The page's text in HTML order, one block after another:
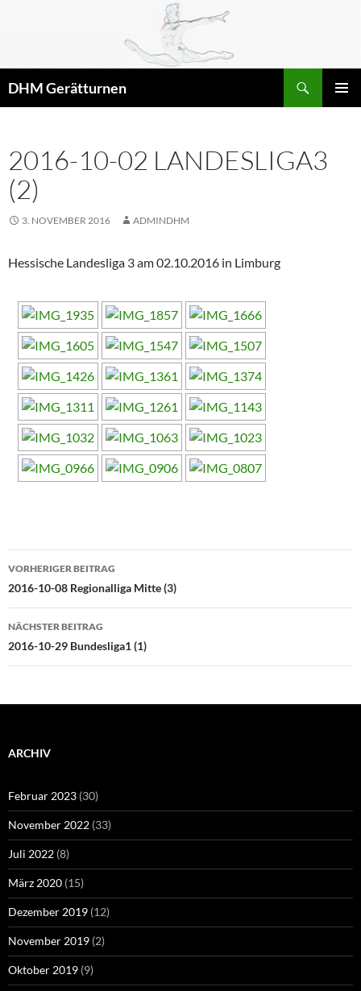
DHM Gerätturnen
2016-10-02 LANDESLIGA3
(2)
3. NOVEMBER 2016 ADMINDHM
Hessische Landesliga 3 am 02.10.2016 in Limburg
Beitragsnavigation
VORHERIGER BEITRAG
2016-10-08 Regionalliga Mitte (3)
NÄCHSTER BEITRAG
2016-10-29 Bundesliga1 (1)
ARCHIV
Februar 2023 (30)
November 2022 (33)
Juli 2022 (8)
März 2020 (15)
Dezember 2019 (12)
November 2019 (2)
Oktober 2019 (9)